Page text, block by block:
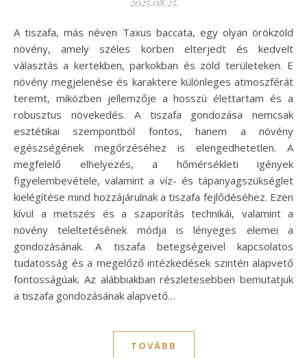
A tiszafa, más néven Taxus baccata, egy olyan örökzöld
növény, amely széles körben elterjedt és kedvelt
választás a kertekben, parkokban és zöld területeken. E
növény megjelenése és karaktere különleges atmoszférát
teremt, miközben jellemzője a hosszú élettartam és a
robusztus növekedés. A tiszafa gondozása nemcsak
esztétikai szempontból fontos, hanem a növény
egészségének megőrzéséhez is elengedhetetlen. A
megfelelő elhelyezés, a hőmérsékleti igények
figyelembevétele, valamint a víz- és tápanyagszükséglet
kielégítése mind hozzájárulnak a tiszafa fejlődéséhez. Ezen
kívül a metszés és a szaporítás technikái, valamint a
növény teleltetésének módja is lényeges elemei a
gondozásának. A tiszafa betegségeivel kapcsolatos
tudatosság és a megelőző intézkedések szintén alapvető
fontosságúak. Az alábbiakban részletesebben bemutatjuk
a tiszafa gondozásának alapvető…
TOVÁBB